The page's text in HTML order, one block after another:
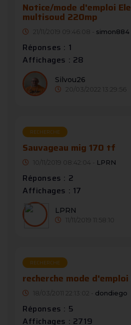
Notice/mode d'emploi
multisoud 220mp
21/11/2019 09:46:08 - simon884
Réponses : 1
Affichages : 28
Silvou26
20/03/2022 13:29:56
RECHERCHE
Sauvageau mig 170 tf
10/11/2019 08:42:04 - LPRN
Réponses : 2
Affichages : 17
LPRN
11/11/2019 11:58:10
RECHERCHE
recherche mode d'emploi
18/03/2011 22:13:02 - dondiego
Réponses : 5
Affichages : 2719